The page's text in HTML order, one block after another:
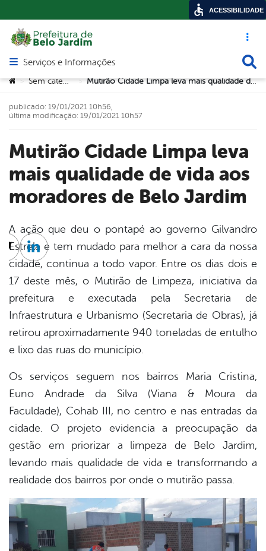
Acesso
Abrir menu principal de navegação
Serviços e Informações
Você está aqui:
> Sem categoria > Mutirão Cidade Limpa leva mais qualidade de vida aos moradores de Belo Jardim
Mutirão Cidade Limpa leva
mais qualidade de vida aos
moradores de Belo Jardim
publicado: 19/01/2021 10h56,
última modificação: 19/01/2021 10h57
A ação que deu o pontapé ao governo Gilvandro
Estrela e tem mudado para melhor a cara da nossa
cidade, continua a todo vapor. Entre os dias dois e
17 deste mês, o Mutirão de Limpeza, iniciativa da
prefeitura e executada pela Secretaria de
Infraestrutura e Urbanismo (Secretaria de Obras), já
retirou aproximadamente 940 toneladas de entulho
e lixo das ruas do município.
Os serviços seguem nos bairros Maria Cristina,
Euno Andrade da Silva (Viana & Moura da
Faculdade), Cohab III, no centro e nas entradas da
cidade. O projeto evidencia a preocupação da
gestão em priorizar a limpeza de Belo Jardim,
levando mais qualidade de vida e transformando a
realidade dos bairros por onde o mutirão passa.
Twitter
Linkedin
ACESSIBILIDADE